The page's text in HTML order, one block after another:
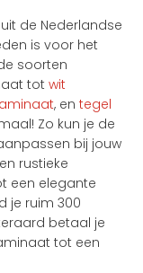
de Nederlandse
is voor het
soorten
totwit
, entegel
Zo kun je de
bij jouw
rustieke
een elegante
je ruim 300
betaal je
tot een